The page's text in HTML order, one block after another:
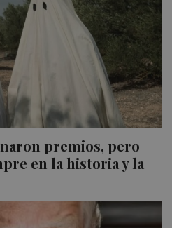
premios, pero
en la historia y la